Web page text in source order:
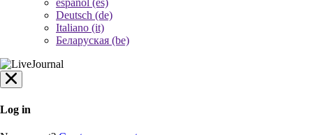
español (es)
Deutsch (de)
Italiano (it)
Беларуская (be)
Log in